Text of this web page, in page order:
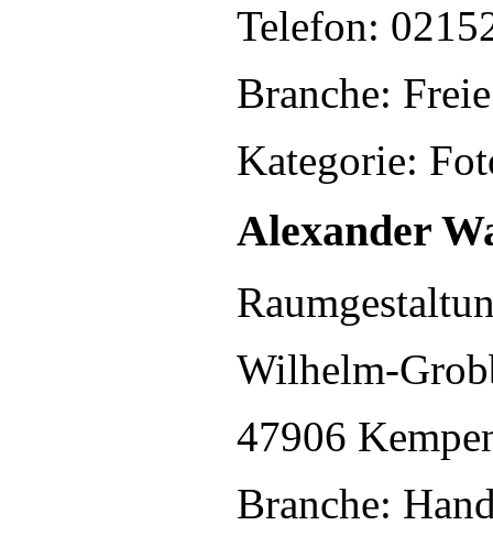
Telefon:
Branche:
Kategorie:
Alexander
Wilhelm-
47906
Branche: